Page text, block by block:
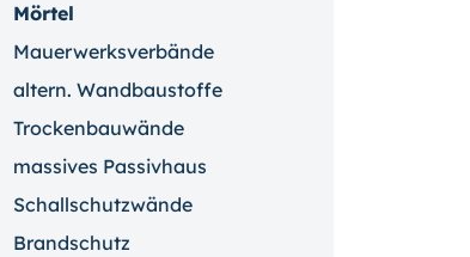
Mörtel
Mauerwerksverbände
altern. Wandbaustoffe
Trockenbauwände
massives Passivhaus
Schallschutzwände
Brandschutz